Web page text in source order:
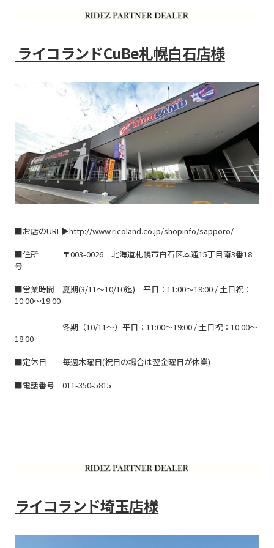
ライコランドCuBe札幌白石店様
■お店のURL▶http://www.ricoland.co.jp/shopinfo/sapporo/
■住所 〒003-0026 北海道札幌市白石区本通15丁目南3番18
号
■営業時間 夏期(3/11～10/10迄) 平日：11:00～19:00 / 土日祝：
10:00～19:00
冬期（10/11～）平日：11:00～19:00 / 土日祝：10:00～
18:00
■定休日 毎週木曜日(祝日の場合は翌金曜日が休業)
■電話番号 011-350-5815
ライコランド埼玉店様